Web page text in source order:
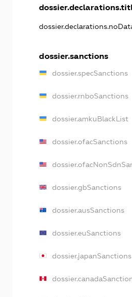
dossier.sanctions
dossier.specSanctions
dossier.rnboSanctions
dossier.amkuBlackList
dossier.ofacSanctions
dossier.gbSanctions
dossier.ausSanctions
dossier.euSanctions
dossier.japanSanctions